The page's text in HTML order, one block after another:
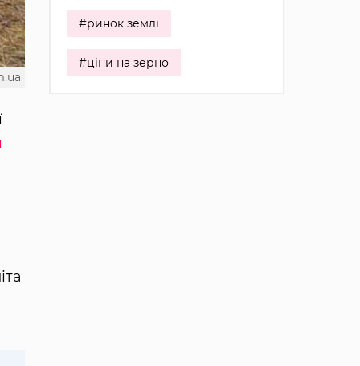
#ринок землі
#ціни на зерно